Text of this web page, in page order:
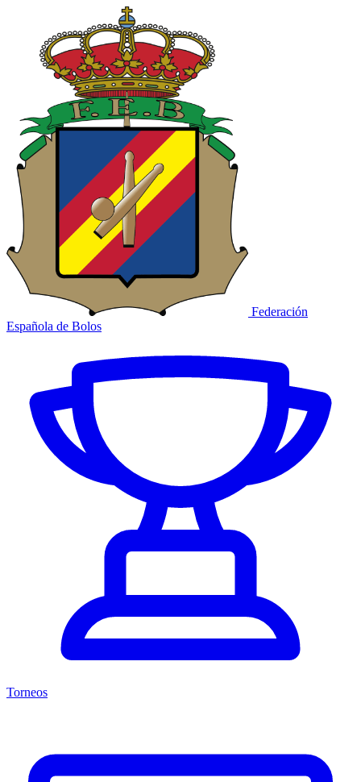
Federación
Española de Bolos
Torneos